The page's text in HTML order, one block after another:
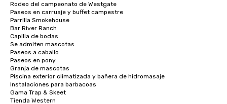
Rodeo del campeonato de Westgate
Paseos en carruaje y buffet campestre
Parrilla Smokehouse
Bar River Ranch
Capilla de bodas
Se admiten mascotas
Paseos a caballo
Paseos en pony
Granja de mascotas
Piscina exterior climatizada y bañera de hidromasaje
Instalaciones para barbacoas
Gama Trap & Skeet
Tienda Western